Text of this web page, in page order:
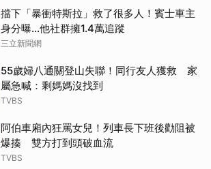
擋下「暴衝特斯拉」救了很多人！賓士車主
身分曝…他社群擁1.4萬追蹤
三立新聞網
55歲婦八通關登山失聯！同行友人獲救 家
屬急喊：剩媽媽沒找到
TVBS
阿伯車廂內狂罵女兒！列車長下班後勸阻被
爆揍 雙方打到頭破血流
TVBS